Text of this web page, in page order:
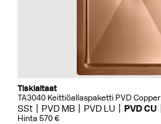
Tiskialtaat
TA3040 Keittiöallaspaketti PVD Copper
SSt PVD MB PVD LU PVD CU
Hinta 570 €